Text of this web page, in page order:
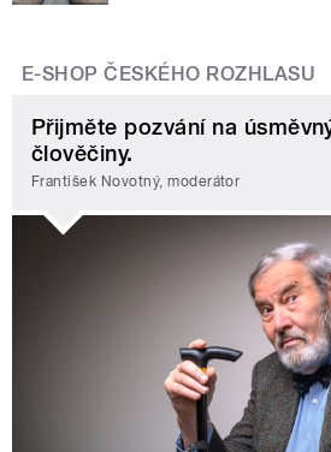
E-SHOP ČESKÉHO ROZHLASU
Přijměte pozvání na
člověčiny.
František Novotný, moderátor